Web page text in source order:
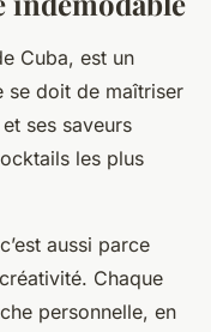
Cuba, est un
se doit de maîtriser
ses saveurs
les plus
aussi parce
Chaque
personnelle, en